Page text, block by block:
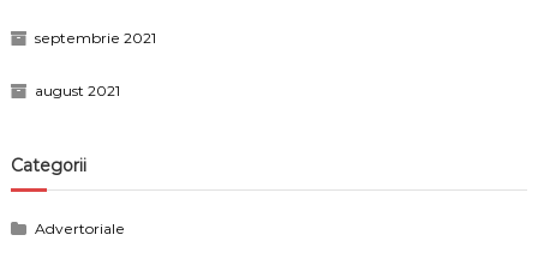
septembrie 2021
august 2021
Categorii
Advertoriale